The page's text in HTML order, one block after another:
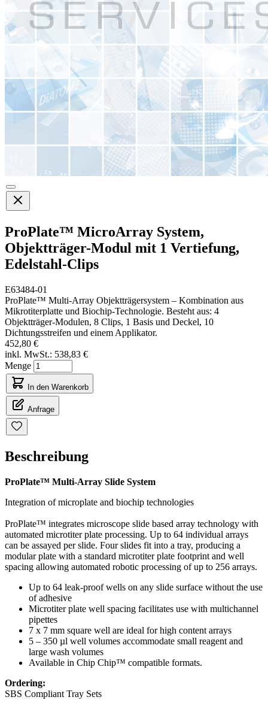
ProPlate™ MicroArray System,
Objektträger-Modul mit 1 Vertiefung,
Edelstahl-Clips
E63484-01
ProPlate™ Multi-Array Objektträgersystem – Kombination aus
Mikrotiterplatte und Biochip-Technologie. Besteht aus: 4
Objektträger-Modulen, 8 Clips, 1 Basis und Deckel, 10
Dichtungsstreifen und einem Applikator.
452,80 €
inkl. MwSt.: 538,83 €
Menge
In den Warenkorb
Anfrage
Beschreibung
ProPlate™ Multi-Array Slide System
Integration of microplate and biochip technologies
ProPlate™ integrates microscope slide based array technology with
automated microtiter plate processing. Up to 64 individual arrays
can be assayed per slide. Four slides fit into a tray, producing a
modular plate with a standard microtiter plate footprint and well
spacing allowing automated robotic processing of up to 256 arrays.
Up to 64 leak-proof wells on any slide surface without the use
of adhesive
Microtiter plate well spacing facilitates use with multichannel
pipettes
7 x 7 mm square well are ideal for high content arrays
5 – 350 µl well volumes accommodate small reagent and
large wash volumes
Available in Chip Chip™ compatible formats.
Ordering:
SBS Compliant Tray Sets